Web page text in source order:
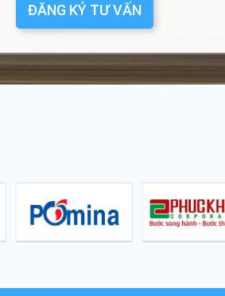
ĐĂNG KÝ TƯ VẤN